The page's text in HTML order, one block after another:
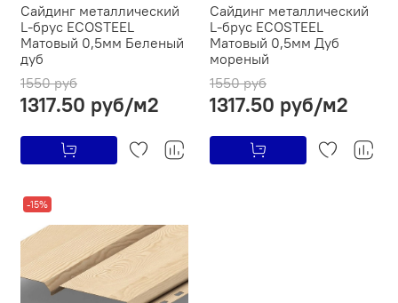
Сайдинг металлический
L-брус ECOSTEEL
Матовый 0,5мм Беленый
дуб
1550 руб
1317.50 руб/м2
Сайдинг металлический
L-брус ECOSTEEL
Матовый 0,5мм Дуб
мореный
1550 руб
1317.50 руб/м2
-15%